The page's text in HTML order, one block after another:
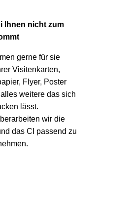
Ihnen nicht zum
gerne für sie
Visitenkarten,
Flyer, Poster
weitere das sich
lässt.
wir die
das CI passend zu